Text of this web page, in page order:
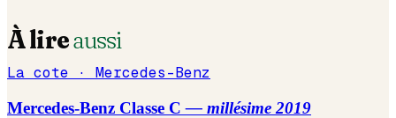
À lireaussi
La cote · Mercedes-Benz
Mercedes-Benz Classe C — millésime 2019